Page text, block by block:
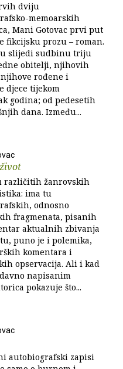
dviju
memoarskih
Mani Gotovac prvi put
fikcijsku prozu – roman.
slijedi sudbinu triju
obitelji, njihovih
rođene i
djece tijekom
godina; od pedesetih
dana. Između...
različitih žanrovskih
ima tu
odnosno
fragmenata, pisanih
aktualnih zbivanja
puno je i polemika,
komentara i
opservacija. Ali i kad
napisanim
pokazuje što...
autobiografski zapisi